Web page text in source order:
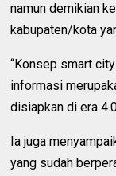
namun demikian
kabupaten/kota
“Konsep smart
informasi
disiapkan di era
Ia juga
yang sudah